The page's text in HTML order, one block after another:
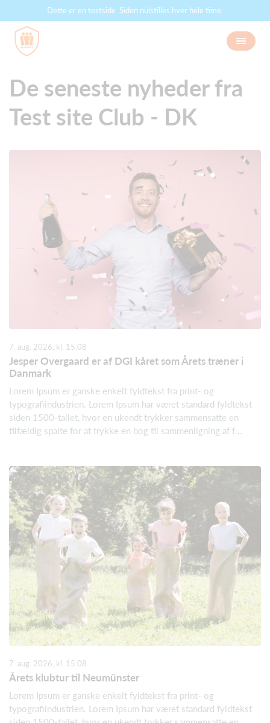
Dette er en testside. Siden nulstilles hver hele time.
De seneste nyheder fra
Test site Club - DK
7. aug. 2026, kl. 15.08
Jesper Overgaard er af DGI kåret som Årets træner i
Danmark
Lorem Ipsum er ganske enkelt fyldtekst fra print- og
typografiindustrien. Lorem Ipsum har været standard fyldtekst
siden 1500-tallet, hvor en ukendt trykker sammensatte en
tilfældig spalte for at trykke en bog til sammenligning af f...
7. aug. 2026, kl. 15.08
Årets klubtur til Neumünster
Lorem Ipsum er ganske enkelt fyldtekst fra print- og
typografiindustrien. Lorem Ipsum har været standard fyldtekst